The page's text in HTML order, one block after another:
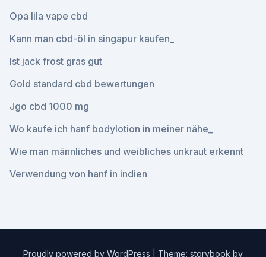
Opa lila vape cbd
Kann man cbd-öl in singapur kaufen_
Ist jack frost gras gut
Gold standard cbd bewertungen
Jgo cbd 1000 mg
Wo kaufe ich hanf bodylotion in meiner nähe_
Wie man männliches und weibliches unkraut erkennt
Verwendung von hanf in indien
Proudly powered by WordPress Theme: storybook by